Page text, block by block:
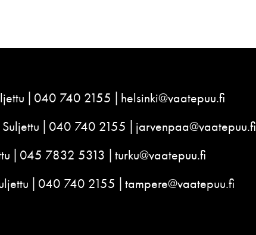
040 740 2155
helsinki@vaatepuu.fi
Suljettu 040 740 2155
jarvenpaa@vaatepuu.fi
045 7832 5313
turku@vaatepuu.fi
040 740 2155 tampere@vaatepuu.fi